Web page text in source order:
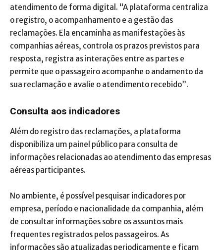
atendimento de forma digital. “A plataforma centraliza
o registro, o acompanhamento e a gestão das
reclamações. Ela encaminha as manifestações às
companhias aéreas, controla os prazos previstos para
resposta, registra as interações entre as partes e
permite que o passageiro acompanhe o andamento da
sua reclamação e avalie o atendimento recebido”.
Consulta aos indicadores
Além do registro das reclamações, a plataforma
disponibiliza um painel público para consulta de
informações relacionadas ao atendimento das empresas
aéreas participantes.
No ambiente, é possível pesquisar indicadores por
empresa, período e nacionalidade da companhia, além
de consultar informações sobre os assuntos mais
frequentes registrados pelos passageiros. As
informações são atualizadas periodicamente e ficam